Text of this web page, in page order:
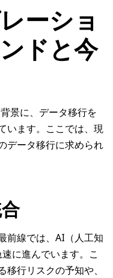
ーショ
ドと今
景に、データ移行を
います。ここでは、現
データ移行に求められ
前線では、AI（人工知
に進んでいます。こ
行リスクの予知や、